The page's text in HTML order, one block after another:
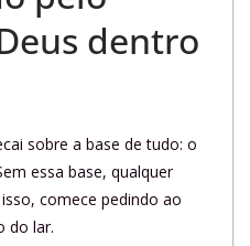
dentro
sobre a base de tudo: o
essa base, qualquer
comece pedindo ao
do lar.